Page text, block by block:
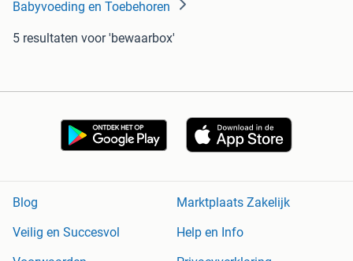
Babyvoeding en Toebehoren
5 resultaten voor 'bewaarbox'
Blog
Marktplaats Zakelijk
Veilig en Succesvol
Help en Info